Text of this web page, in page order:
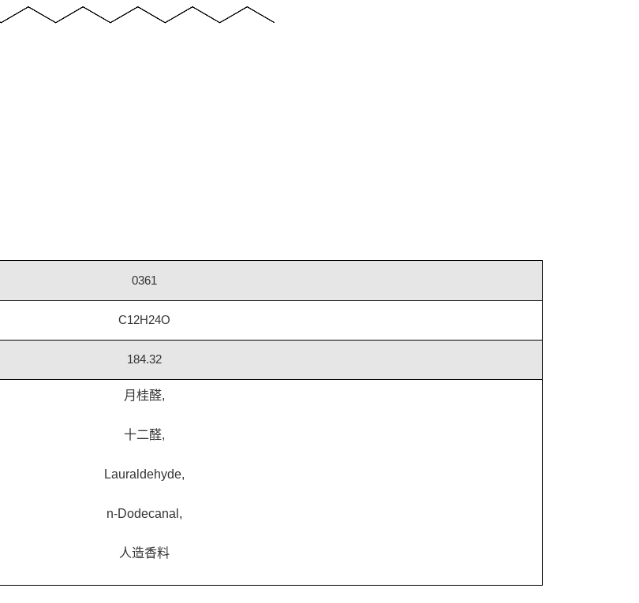
0361
C12H24O
184.32
月桂醛,
十二醛,
Lauraldehyde,
n-Dodecanal,
人造香料